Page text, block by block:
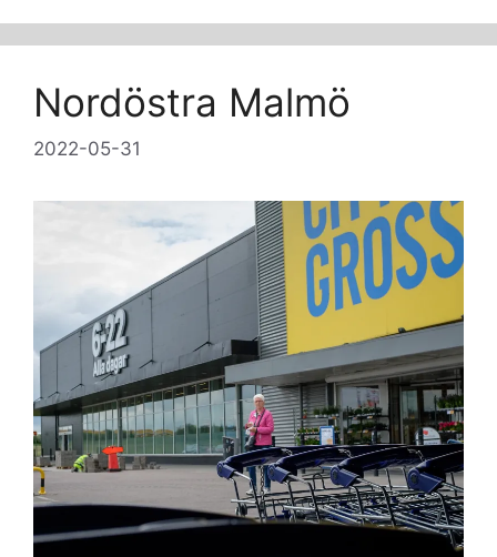
Nordöstra Malmö
2022-05-31